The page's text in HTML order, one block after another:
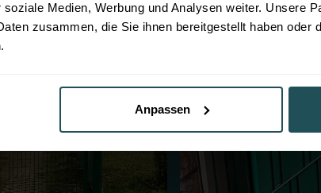
Medien, Werbung und Analysen weiter. Unsere
zusammen, die Sie ihnen bereitgestellt haben oder
Anpassen